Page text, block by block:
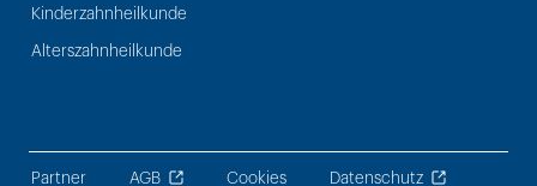
Kinderzahnheilkunde
Alterszahnheilkunde
Partner AGB Cookies Datenschutz